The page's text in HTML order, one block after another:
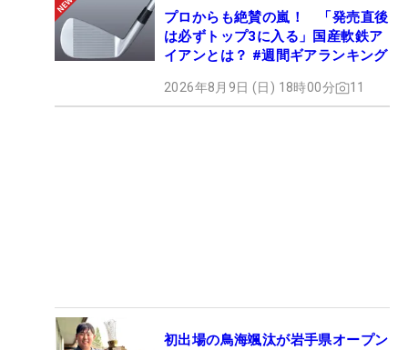
プロからも絶賛の嵐！ 「発売直後
は必ずトップ3に入る」国産軟鉄ア
イアンとは？ #週間ギアランキング
2026年8月9日 (日) 18時00分 11
初出場の鳥海颯汰が岩手県オープン